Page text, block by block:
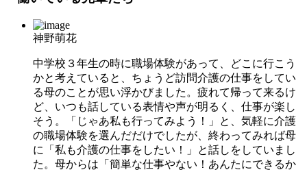
神野萌花
中学校３年生の時に職場体験があって、どこに行こう
かと考えていると、ちょうど訪問介護の仕事をしてい
る母のことが思い浮かびました。疲れて帰って来るけ
ど、いつも話している表情や声が明るく、仕事が楽し
そう。「じゃあ私も行ってみよう！」と、気軽に介護
の職場体験を選んだだけでしたが、終わってみれば母
に「私も介護の仕事をしたい！」と話しをしていまし
た。母からは「簡単な仕事やない！あんたにできるか